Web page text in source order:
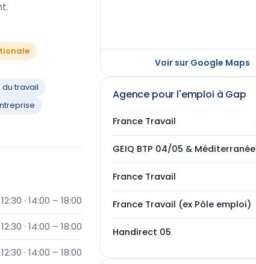
travail
· 14:00 – 18:00
· 14:00 – 18:00
· 14:00 – 18:00
Voir sur Google Maps
Agence pour l'emploi à Gap
France Travail
GEIQ BTP 04/05 & Méditerranée
France Travail
France Travail (ex Pôle emploi)
Handirect 05